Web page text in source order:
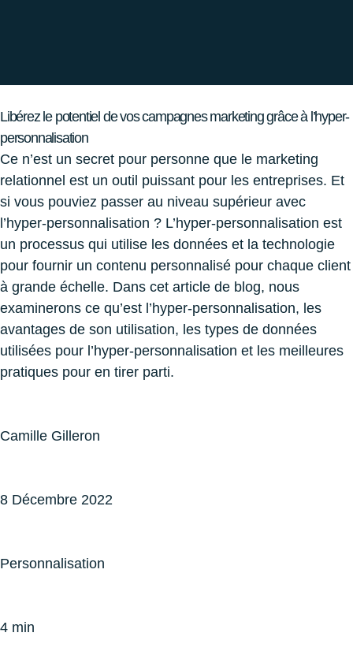
Libérez le potentiel de vos campagnes marketing grâce à l’hyper-
personnalisation
Ce n’est un secret pour personne que le marketing
relationnel est un outil puissant pour les entreprises. Et
si vous pouviez passer au niveau supérieur avec
l’hyper-personnalisation ? L’hyper-personnalisation est
un processus qui utilise les données et la technologie
pour fournir un contenu personnalisé pour chaque client
à grande échelle. Dans cet article de blog, nous
examinerons ce qu’est l’hyper-personnalisation, les
avantages de son utilisation, les types de données
utilisées pour l’hyper-personnalisation et les meilleures
pratiques pour en tirer parti.
Camille Gilleron
8 Décembre 2022
Personnalisation
4 min